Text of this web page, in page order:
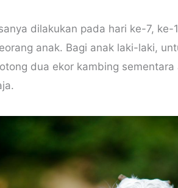
dilakukan pada hari ke-7, ke-
anak. Bagi anak laki-laki,
dua ekor kambing